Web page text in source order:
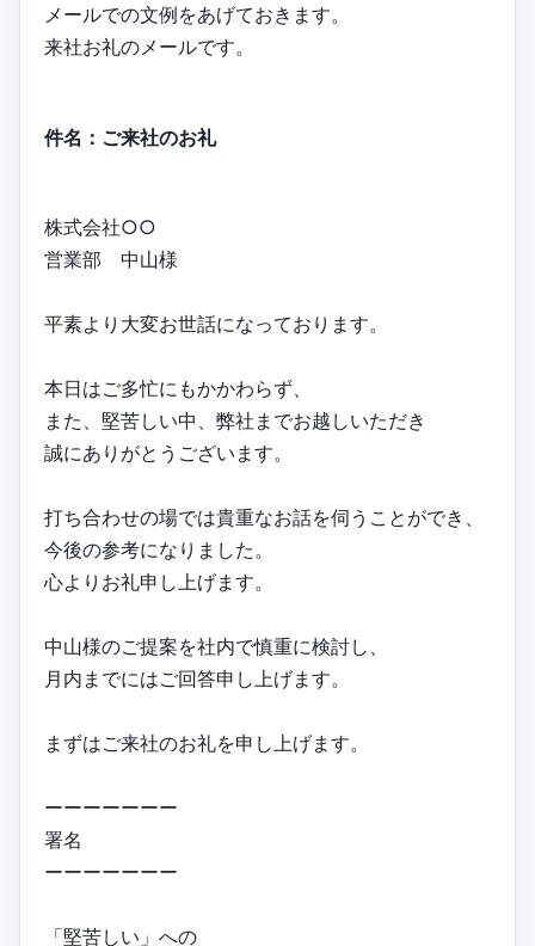
メールでの文例をあげておきます。
来社お礼のメールです。
件名：ご来社のお礼
株式会社○○
営業部 中山様
平素より大変お世話になっております。
本日はご多忙にもかかわらず、
また、堅苦しい中、弊社までお越しいただき
誠にありがとうございます。
打ち合わせの場では貴重なお話を伺うことができ、
今後の参考になりました。
心よりお礼申し上げます。
中山様のご提案を社内で慎重に検討し、
月内までにはご回答申し上げます。
まずはご来社のお礼を申し上げます。
ーーーーーーー
署名
ーーーーーーー
「堅苦しい」への